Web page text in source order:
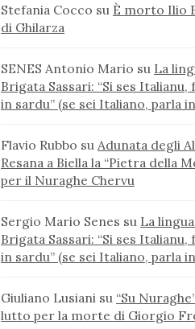
Stefania Cocco su È morto Ilio
di Ghilarza
SENES Antonio Mario su La
Brigata Sassari: “Si ses Italianu,
in sardu” (se sei Italiano, parla
Flavio Rubbo su Adunata degli
Resana a Biella la “Pietra della
per il Nuraghe Chervu
Sergio Mario Senes su La
Brigata Sassari: “Si ses Italianu,
in sardu” (se sei Italiano, parla
Giuliano Lusiani su “Su
lutto per la morte di Giorgio